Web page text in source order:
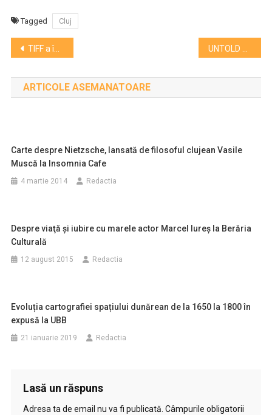
Tagged Cluj
Navigare
în
articole
TIFF a început cu filmul Dogman şi cu o prezentare de câini vedetă UNTOLD DUBAI a fost desemnat festivalul anului în Orientul Mijlociu în 2024
ARTICOLE ASEMANATOARE
Carte despre Nietzsche, lansată de filosoful clujean Vasile
Muscă la Insomnia Cafe
4 martie 2014 Redactia
Despre viaţă şi iubire cu marele actor Marcel Iureş la Berăria
Culturală
12 august 2015 Redactia
Evoluția cartografiei spațiului dunărean de la 1650 la 1800 în
expusă la UBB
21 ianuarie 2019 Redactia
Lasă un răspuns
Adresa ta de email nu va fi publicată. Câmpurile obligatorii